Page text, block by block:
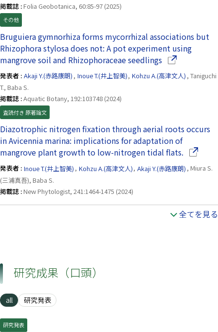
掲載誌 : Folia Geobotanica, 60:85-97 (2025)
その他
Bruguiera gymnorhiza forms mycorrhizal associations but
Rhizophora stylosa does not: A pot experiment using
mangrove soil and Rhizophoraceae seedlings（別ウインド
発表者 : Akaji Y.(赤路康朗) , Inoue T.(井上智美), Kohzu A.(高津文人) , Taniguchi
T., Baba S.
掲載誌 :Aquatic Botany, 192:103748 (2024)
査読付き 原著論文
Diazotrophic nitrogen fixation through aerial roots occurs
in Avicennia marina: implications for adaptation of
mangrove plant growth to low-nitrogen tidal flats. （別ウ
発表者 : Inoue T.(井上智美) , Kohzu A.(高津文人), Akaji Y.(赤路康朗) , Miura S.
(三浦真吾), Baba S.
掲載誌 : New Phytologist, 241:1464-1475 (2024)
全てを見る
研究成果（口頭）
all 研究発表
研究発表